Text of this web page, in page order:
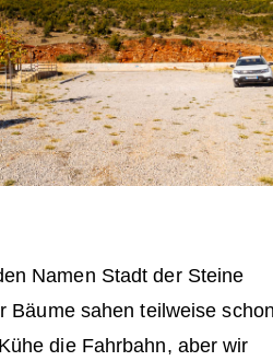
Namen Stadt der Steine
Bäume sahen teilweise
die Fahrbahn, aber wir